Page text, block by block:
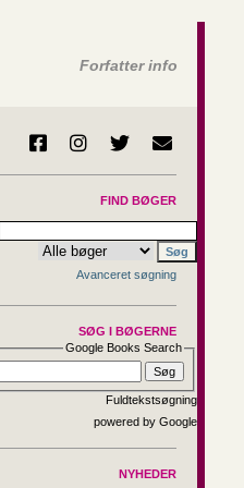
Forfatter info
FIND BØGER
Avanceret søgning
SØG I BØGERNE
Google Books Search
Fuldtekstsøgning
NYHEDER